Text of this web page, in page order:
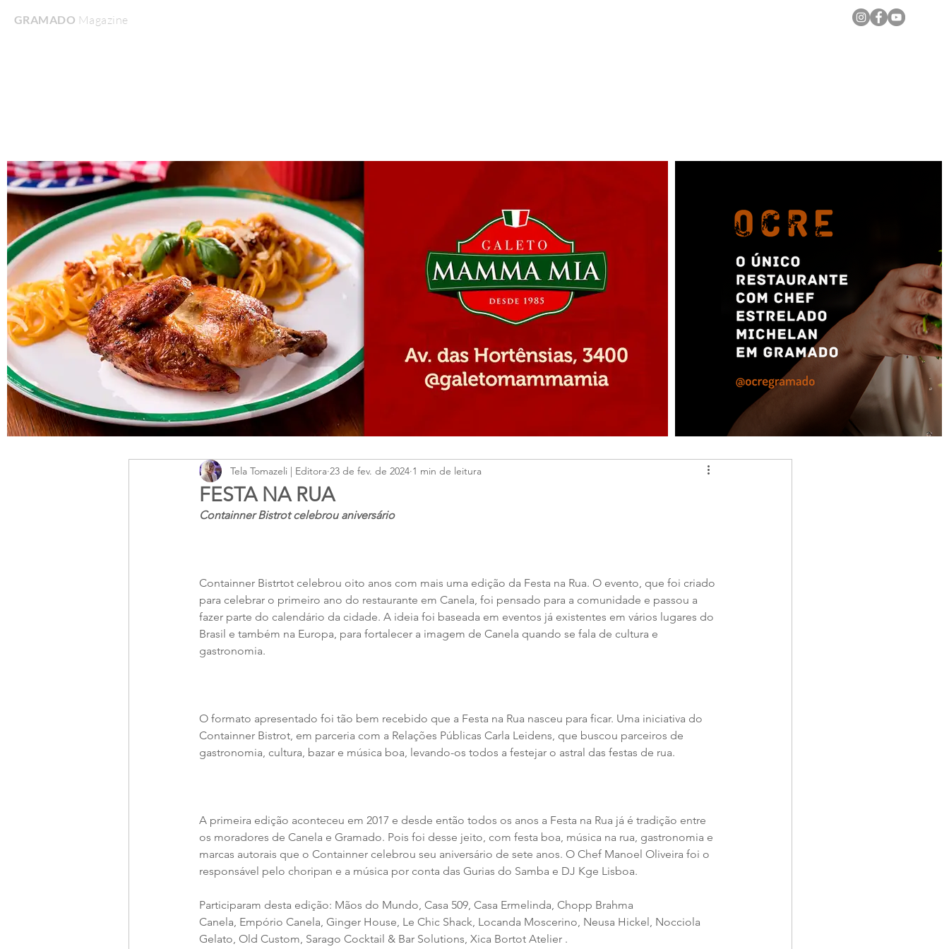
GRAMADO MagazineHome
FESTA NA RUA
Tela Tomazeli | Editora 23 de fev. de 2024 1 min de leitura
Containner Bistrot celebrou aniversário
Containner Bistrtot celebrou oito anos com mais uma edição da Festa na Rua. O evento, que foi criado
para celebrar o primeiro ano do restaurante em Canela, foi pensado para a comunidade e passou a
fazer parte do calendário da cidade. A ideia foi baseada em eventos já existentes em vários lugares do
Brasil e também na Europa, para fortalecer a imagem de Canela quando se fala de cultura e
gastronomia.
O formato apresentado foi tão bem recebido que a Festa na Rua nasceu para ficar. Uma iniciativa do
Containner Bistrot, em parceria com a Relações Públicas Carla Leidens, que buscou parceiros de
gastronomia, cultura, bazar e música boa, levando-os todos a festejar o astral das festas de rua.
A primeira edição aconteceu em 2017 e desde então todos os anos a Festa na Rua já é tradição entre
os moradores de Canela e Gramado. Pois foi desse jeito, com festa boa, música na rua, gastronomia e
marcas autorais que o Containner celebrou seu aniversário de sete anos. O Chef Manoel Oliveira foi o
responsável pelo choripan e a música por conta das Gurias do Samba e DJ Kge Lisboa.
Participaram desta edição: Mãos do Mundo, Casa 509, Casa Ermelinda, Chopp Brahma
Canela, Empório Canela, Ginger House, Le Chic Shack, Locanda Moscerino, Neusa Hickel, Nocciola
Gelato, Old Custom, Sarago Cocktail & Bar Solutions, Xica Bortot Atelier .